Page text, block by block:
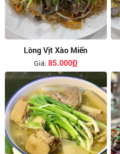
Lòng Vịt Xào Miến
Giá:85.000Đ